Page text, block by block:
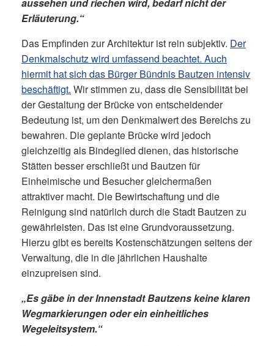
Erläuterung.“
Das Empfinden zur Architektur ist rein subjektiv. Der
Denkmalschutz wird umfassend beachtet. Auch
hiermit hat sich das Bürger Bündnis Bautzen intensiv
beschäftigt. Wir stimmen zu, dass die Sensibilität bei
der Gestaltung der Brücke von entscheidender
Bedeutung ist, um den Denkmalwert des Bereichs zu
bewahren. Die geplante Brücke wird jedoch
gleichzeitig als Bindeglied dienen, das historische
Stätten besser erschließt und Bautzen für
Einheimische und Besucher gleichermaßen
attraktiver macht. Die Bewirtschaftung und die
Reinigung sind natürlich durch die Stadt Bautzen zu
gewährleisten. Das ist eine Grundvoraussetzung.
Hierzu gibt es bereits Kostenschätzungen seitens der
Verwaltung, die in die jährlichen Haushalte
einzupreisen sind.
„Es gäbe in der Innenstadt Bautzens keine klaren
Wegmarkierungen oder ein einheitliches
Wegeleitsystem.“